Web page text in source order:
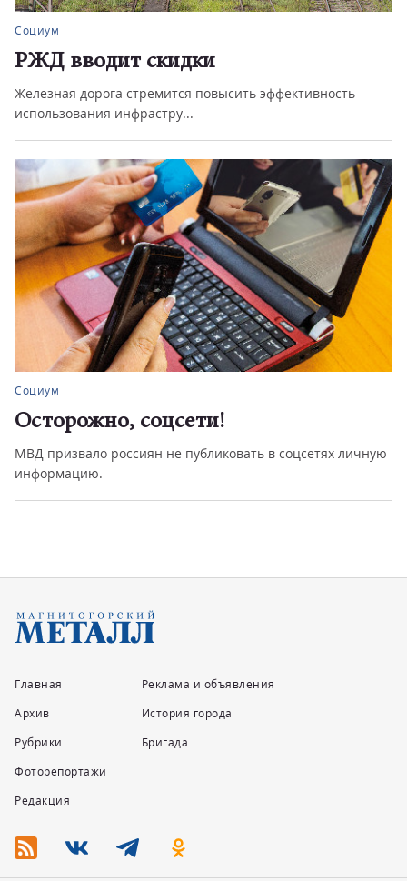
Социум
РЖД вводит скидки
Железная дорога стремится повысить эффективность
использования инфрастру...
Социум
Осторожно, соцсети!
МВД призвало россиян не публиковать в соцсетях личную
информацию.
Главная
Архив
Рубрики
Фоторепортажи
Редакция
Реклама и объявления
История города
Бригада